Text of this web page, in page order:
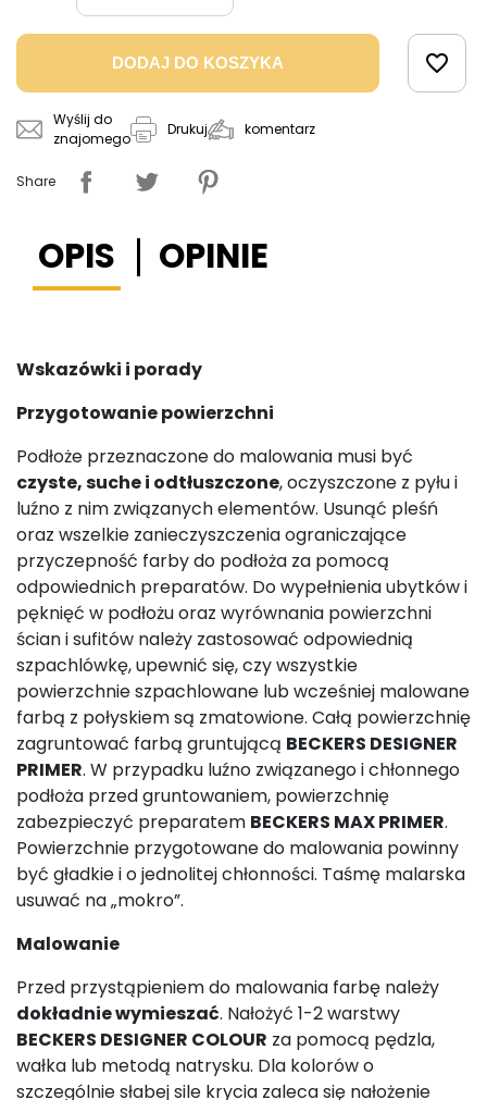
DODAJ DO KOSZYKA favorite_border
Wyślij do
znajomego
Drukuj komentarz
Share
OPIS OPINIE
Wskazówki i porady
Przygotowanie powierzchni
Podłoże przeznaczone do malowania musi być
czyste, suche i odtłuszczone, oczyszczone z pyłu i
luźno z nim związanych elementów. Usunąć pleśń
oraz wszelkie zanieczyszczenia ograniczające
przyczepność farby do podłoża za pomocą
odpowiednich preparatów. Do wypełnienia ubytków i
pęknięć w podłożu oraz wyrównania powierzchni
ścian i sufitów należy zastosować odpowiednią
szpachlówkę, upewnić się, czy wszystkie
powierzchnie szpachlowane lub wcześniej malowane
farbą z połyskiem są zmatowione. Całą powierzchnię
zagruntować farbą gruntującą BECKERS DESIGNER
PRIMER. W przypadku luźno związanego i chłonnego
podłoża przed gruntowaniem, powierzchnię
zabezpieczyć preparatem BECKERS MAX PRIMER.
Powierzchnie przygotowane do malowania powinny
być gładkie i o jednolitej chłonności. Taśmę malarska
usuwać na „mokro”.
Malowanie
Przed przystąpieniem do malowania farbę należy
dokładnie wymieszać. Nałożyć 1-2 warstwy
BECKERS DESIGNER COLOUR za pomocą pędzla,
wałka lub metodą natrysku. Dla kolorów o
szczególnie słabej sile krycia zaleca się nałożenie